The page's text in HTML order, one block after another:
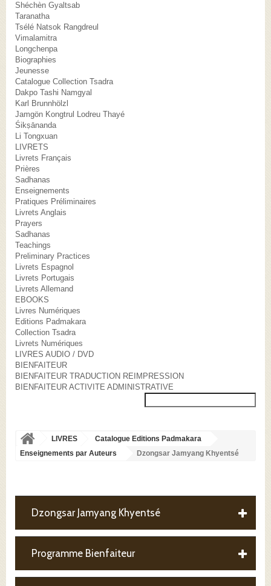
Shéchèn Gyaltsab
Taranatha
Tsélé Natsok Rangdreul
Vimalamitra
Longchenpa
Biographies
Jeunesse
Catalogue Collection Tsadra
Dakpo Tashi Namgyal
Karl Brunnhölzl
Jamgön Kongtrul Lodreu Thayé
Śikṣānanda
Li Tongxuan
LIVRETS
Livrets Français
Prières
Sadhanas
Enseignements
Pratiques Préliminaires
Livrets Anglais
Prayers
Sadhanas
Teachings
Preliminary Practices
Livrets Espagnol
Livrets Portugais
Livrets Allemand
EBOOKS
Livres Numériques
Editions Padmakara
Collection Tsadra
Livrets Numériques
LIVRES AUDIO / DVD
BIENFAITEUR
BIENFAITEUR TRADUCTION REIMPRESSION
BIENFAITEUR ACTIVITE ADMINISTRATIVE
LIVRES
Catalogue Editions Padmakara
Enseignements par Auteurs
Dzongsar Jamyang Khyentsé
Dzongsar Jamyang Khyentsé
Programme Bienfaiteur